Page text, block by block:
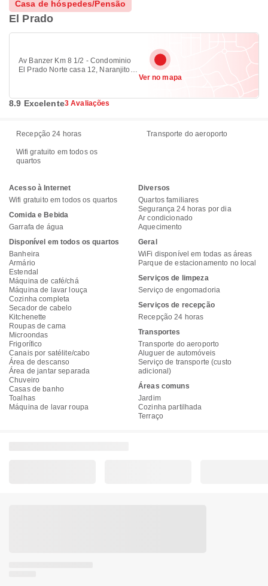
Casa de hóspedes/Pensão
El Prado
Av Banzer Km 8 1/2 - Condominio
El Prado Norte casa 12, Naranjito
Ver no mapa
8.9 Excelente3 Avaliações
Recepção 24 horas Transporte do aeroporto
Wifi gratuito em todos os
quartos
Acesso à Internet
Wifi gratuito em todos os quartos
Comida e Bebida
Garrafa de água
Disponível em todos os quartos
Banheira
Armário
Estendal
Máquina de café/chá
Máquina de lavar louça
Cozinha completa
Secador de cabelo
Kitchenette
Roupas de cama
Microondas
Frigorífico
Canais por satélite/cabo
Área de descanso
Área de jantar separada
Chuveiro
Casas de banho
Toalhas
Máquina de lavar roupa
Diversos
Quartos familiares
Segurança 24 horas por dia
Ar condicionado
Aquecimento
Geral
WiFi disponível em todas as áreas
Parque de estacionamento no local
Serviços de limpeza
Serviço de engomadoria
Serviços de recepção
Recepção 24 horas
Transportes
Transporte do aeroporto
Aluguer de automóveis
Serviço de transporte (custo
adicional)
Áreas comuns
Jardim
Cozinha partilhada
Terraço